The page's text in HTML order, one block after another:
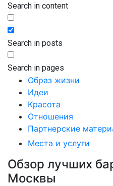
Search in content
Search in posts
Search in pages
Образ жизни
Идеи
Красота
Отношения
Партнерские
Места и услуги
Обзор лучших
Москвы